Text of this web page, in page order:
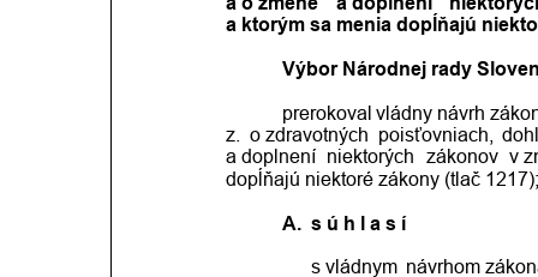
a ktorým sa menia dopĺňajú
Výbor Národnej rady
prerokoval vládny návrh
z.
o zdravotných poisťovniach,
a doplnení
niektorých zákonov v
dopĺňajú niektoré zákony (tlač 1217);
A.  s ú h l a s í
      s vládnym
návrhom